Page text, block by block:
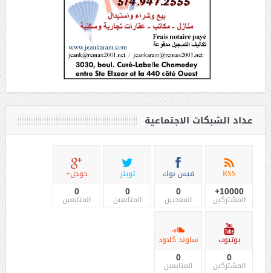
عداد الشبكات الاجتماعية
RSS
10000+
المشتركين
فيس بوك
0
المعجبين
تويتر
0
المتابعين
جوجل+
0
المتابعين
يوتيوب
0
المشتركين
ساوند كلاود
0
المتابعين